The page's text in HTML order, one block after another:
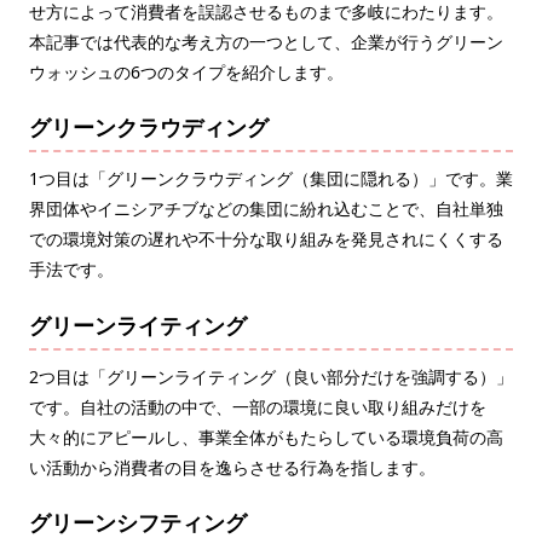
せ方によって消費者を誤認させるものまで多岐にわたります。
本記事では代表的な考え方の一つとして、企業が行うグリーン
ウォッシュの6つのタイプを紹介します。
グリーンクラウディング
1つ目は「グリーンクラウディング（集団に隠れる）」です。業
界団体やイニシアチブなどの集団に紛れ込むことで、自社単独
での環境対策の遅れや不十分な取り組みを発見されにくくする
手法です。
グリーンライティング
2つ目は「グリーンライティング（良い部分だけを強調する）」
です。自社の活動の中で、一部の環境に良い取り組みだけを
大々的にアピールし、事業全体がもたらしている環境負荷の高
い活動から消費者の目を逸らさせる行為を指します。
グリーンシフティング